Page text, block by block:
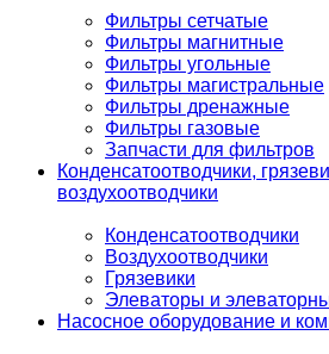
Фильтры сетчатые
Фильтры магнитные
Фильтры угольные
Фильтры магистральные
Фильтры дренажные
Фильтры газовые
Запчасти для фильтров
Конденсатоотводчики,
воздухоотводчики
Конденсатоотводчики
Воздухоотводчики
Грязевики
Элеваторы и
Насосное оборудование и